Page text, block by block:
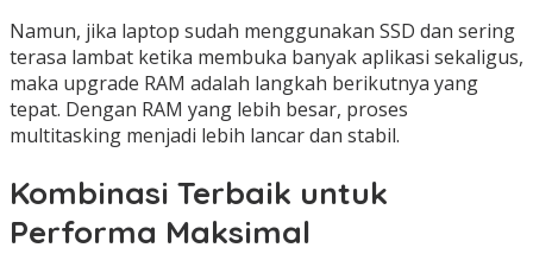
Namun, jika laptop sudah menggunakan SSD dan sering
terasa lambat ketika membuka banyak aplikasi sekaligus,
maka upgrade RAM adalah langkah berikutnya yang
tepat. Dengan RAM yang lebih besar, proses
multitasking menjadi lebih lancar dan stabil.
Kombinasi Terbaik untuk
Performa Maksimal